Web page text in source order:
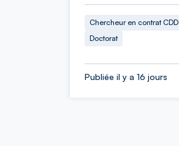
Chercheur en contrat CDD
Doctorat
Publiée il y a 16 jours